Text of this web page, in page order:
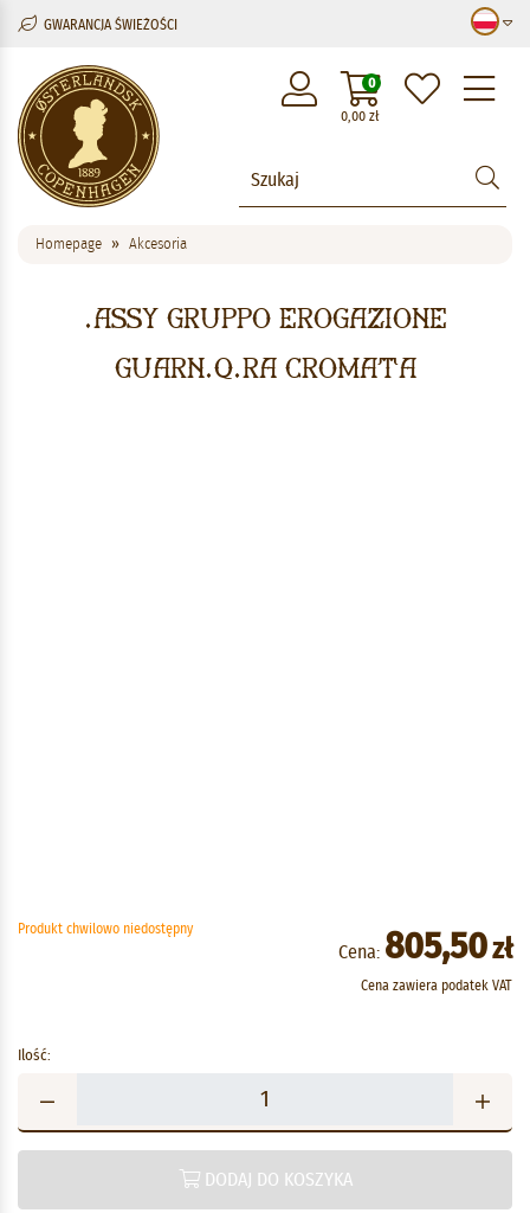
GWARANCJA ŚWIEŻOŚCI
0,00 zł
0
Homepage Akcesoria
.Assy gruppo erogazione
guarn.q.ra Cromata
Produkt chwilowo niedostępny
Cena: 805,50zł
Cena zawiera podatek VAT
Ilość:
DODAJ DO KOSZYKA